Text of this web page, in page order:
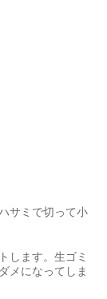
サミで切って小
します。生ゴミ
メになってしま